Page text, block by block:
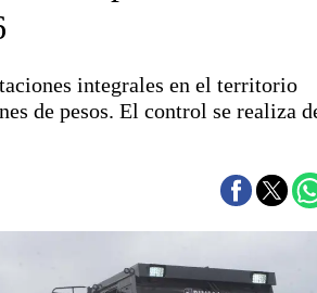
Olímpico
del Sur
integrales en el territorio
de pesos. El control se realiza